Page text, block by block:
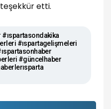
etti.
#ıspartagelişmeleri
#güncelhaber